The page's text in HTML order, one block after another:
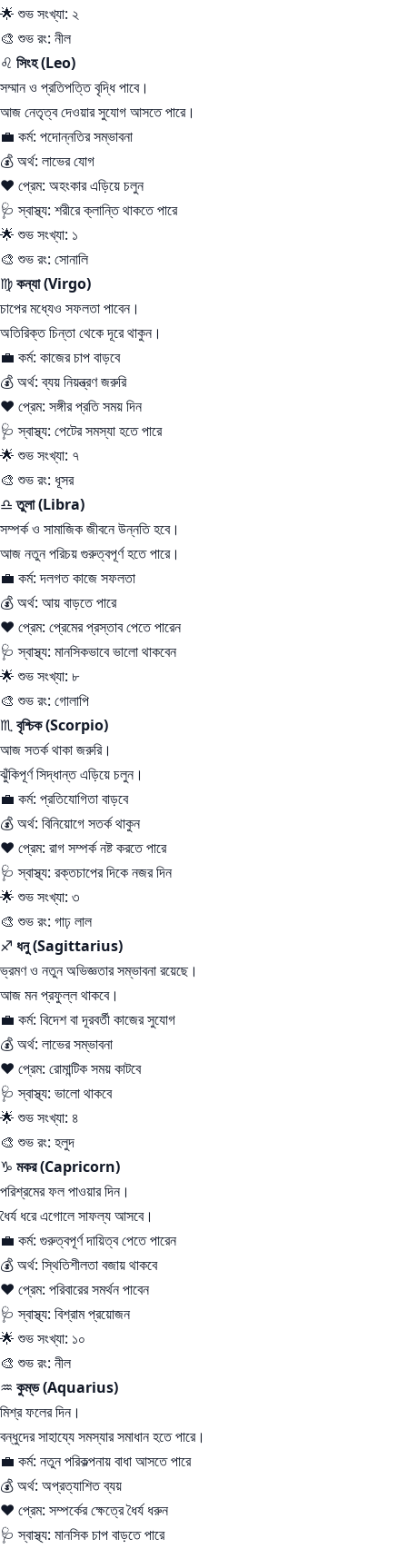
🌟 শুভ সংখ্যা: ২
🎨 শুভ রং: নীল
♌ সিংহ (Leo)
সম্মান ও প্রতিপত্তি বৃদ্ধি পাবে।
আজ নেতৃত্ব দেওয়ার সুযোগ আসতে পারে।
💼 কর্ম: পদোন্নতির সম্ভাবনা
💰 অর্থ: লাভের যোগ
❤️ প্রেম: অহংকার এড়িয়ে চলুন
🩺 স্বাস্থ্য: শরীরে ক্লান্তি থাকতে পারে
🌟 শুভ সংখ্যা: ১
🎨 শুভ রং: সোনালি
♍কন্যা (Virgo)
চাপের মধ্যেও সফলতা পাবেন।
অতিরিক্ত চিন্তা থেকে দূরে থাকুন।
💼 কর্ম: কাজের চাপ বাড়বে
💰 অর্থ: ব্যয় নিয়ন্ত্রণ জরুরি
❤️ প্রেম: সঙ্গীর প্রতি সময় দিন
🩺 স্বাস্থ্য: পেটের সমস্যা হতে পারে
🌟 শুভ সংখ্যা: ৭
🎨 শুভ রং: ধূসর
♎তুলা (Libra)
সম্পর্ক ও সামাজিক জীবনে উন্নতি হবে।
আজ নতুন পরিচয় গুরুত্বপূর্ণ হতে পারে।
💼 কর্ম: দলগত কাজে সফলতা
💰 অর্থ: আয় বাড়তে পারে
❤️ প্রেম: প্রেমের প্রস্তাব পেতে পারেন
🩺 স্বাস্থ্য: মানসিকভাবে ভালো থাকবেন
🌟 শুভ সংখ্যা: ৮
🎨 শুভ রং: গোলাপি
♏বৃশ্চিক (Scorpio)
আজ সতর্ক থাকা জরুরি।
ঝুঁকিপূর্ণ সিদ্ধান্ত এড়িয়ে চলুন।
💼 কর্ম: প্রতিযোগিতা বাড়বে
💰 অর্থ: বিনিয়োগে সতর্ক থাকুন
❤️ প্রেম: রাগ সম্পর্ক নষ্ট করতে পারে
🩺 স্বাস্থ্য: রক্তচাপের দিকে নজর দিন
🌟 শুভ সংখ্যা: ৩
🎨 শুভ রং: গাঢ় লাল
♐ ধনু (Sagittarius)
ভ্রমণ ও নতুন অভিজ্ঞতার সম্ভাবনা রয়েছে।
আজ মন প্রফুল্ল থাকবে।
💼 কর্ম: বিদেশ বা দূরবর্তী কাজের সুযোগ
💰 অর্থ: লাভের সম্ভাবনা
❤️ প্রেম: রোমান্টিক সময় কাটবে
🩺 স্বাস্থ্য: ভালো থাকবে
🌟 শুভ সংখ্যা: ৪
🎨 শুভ রং: হলুদ
♑ মকর (Capricorn)
পরিশ্রমের ফল পাওয়ার দিন।
ধৈর্য ধরে এগোলে সাফল্য আসবে।
💼 কর্ম: গুরুত্বপূর্ণ দায়িত্ব পেতে পারেন
💰 অর্থ: স্থিতিশীলতা বজায় থাকবে
❤️ প্রেম: পরিবারের সমর্থন পাবেন
🩺 স্বাস্থ্য: বিশ্রাম প্রয়োজন
🌟 শুভ সংখ্যা: ১০
🎨 শুভ রং: নীল
♒ কুম্ভ (Aquarius)
মিশ্র ফলের দিন।
বন্ধুদের সাহায্যে সমস্যার সমাধান হতে পারে।
💼 কর্ম: নতুন পরিকল্পনায় বাধা আসতে পারে
💰 অর্থ: অপ্রত্যাশিত ব্যয়
❤️ প্রেম: সম্পর্কের ক্ষেত্রে ধৈর্য ধরুন
🩺 স্বাস্থ্য: মানসিক চাপ বাড়তে পারে